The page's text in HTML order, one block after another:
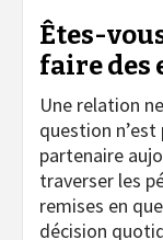
Êtes-
faire des
Une relation
question
partenaire
traverser les
remises en
décision